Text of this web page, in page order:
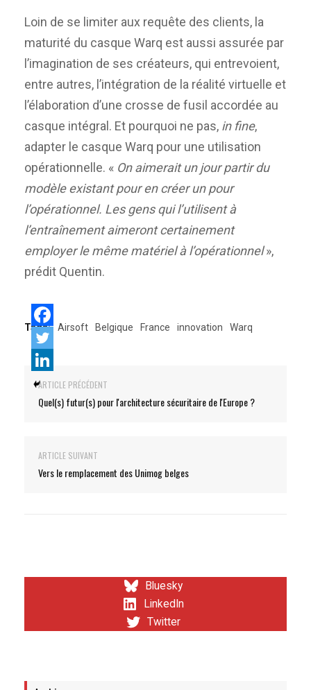
Loin de se limiter aux requête des clients, la
maturité du casque Warq est aussi assurée par
l’imagination de ses créateurs, qui entrevoient,
entre autres, l’intégration de la réalité virtuelle et
l’élaboration d’une crosse de fusil accordée au
casque intégral. Et pourquoi ne pas, in fine,
adapter le casque Warq pour une utilisation
opérationnelle. « On aimerait un jour partir du
modèle existant pour en créer un pour
l’opérationnel. Les gens qui l’utilisent à
l’entraînement aimeront certainement
employer le même matériel à l’opérationnel»,
prédit Quentin.
Tags: Airsoft Belgique France innovation Warq
ARTICLE PRÉCÉDENT
Quel(s) futur(s) pour l'architecture sécuritaire de l'Europe ?
ARTICLE SUIVANT
Vers le remplacement des Unimog belges
Bluesky
LinkedIn
Twitter